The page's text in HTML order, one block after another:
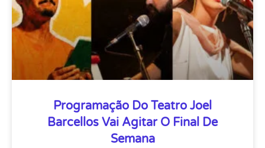
Programação Do Teatro Joel
Barcellos Vai Agitar O Final De
Semana